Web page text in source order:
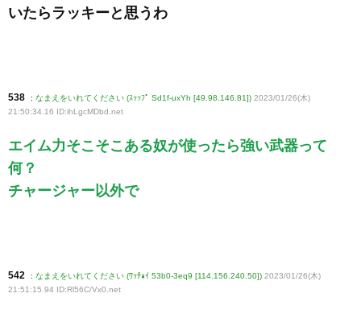
いたらラッキーと思うわ
538 : なまえをいれてください (ｽｯｯﾌﾟ Sd1f-uxYh [49.98.146.81]) 2023/01/26(木)
21:50:34.16 ID:ihLgcMDbd.net
エイム力そこそこある奴が使ったら強い武器って
何？
チャージャー以外で
542 : なまえをいれてください (ﾜｯﾁｮｲ 53b0-3eq9 [114.156.240.50]) 2023/01/26(木)
21:51:15.94 ID:Rl56C/Vx0 .net